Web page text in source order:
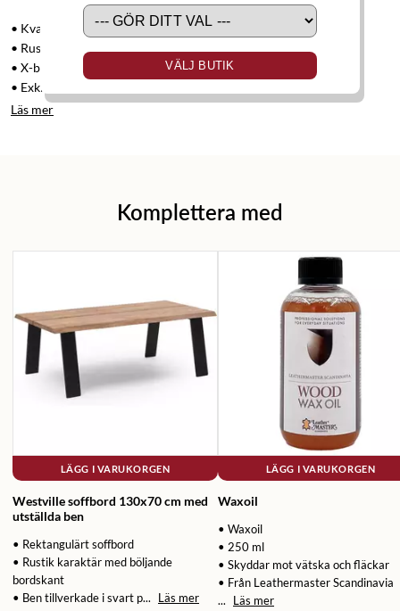
VÄLJ BUTIK
• Kvadratiskt soffbord
• Rustik karaktär med böljande bordskant
• X-benen tillverkade i svart pulverlackad metall
• Exklusivt soffbord i oljad borstad, ek
Läs mer
Komplettera med
LÄGG I VARUKORGEN
Westville soffbord 130x70 cm med
utställda ben
• Rektangulärt soffbord
• Rustik karaktär med böljande
bordskant
• Ben tillverkade i svart p...
Läs mer
LÄGG I VARUKORGEN
Waxoil
• Waxoil
• 250 ml
• Skyddar mot vätska och fläckar
• Från Leathermaster Scandinavia
...
Läs mer